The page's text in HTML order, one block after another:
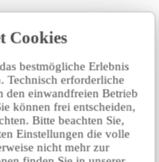
Cookies
bestmögliche Erlebnis
Technisch erforderliche
den einwandfreien Betrieb
können frei entscheiden,
Bitte beachten Sie,
Einstellungen die volle
nicht mehr zur